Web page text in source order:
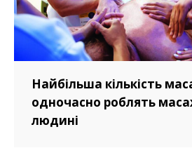
Найбільша кількість
одночасно роблять
людині